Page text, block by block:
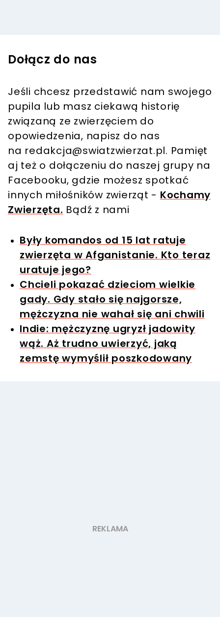
Dołącz do nas
Jeśli chcesz przedstawić nam swojego
pupila lub masz ciekawą historię
związaną ze zwierzęciem do
opowiedzenia, napisz do nas
na redakcja@swiatzwierzat.pl. Pamięt
aj też o dołączeniu do naszej grupy na
Facebooku, gdzie możesz spotkać
innych miłośników zwierząt - Kochamy
Zwierzęta. Bądź z nami
Były komandos od 15 lat ratuje
zwierzęta w Afganistanie. Kto teraz
uratuje jego?
Chcieli pokazać dzieciom wielkie
gady. Gdy stało się najgorsze,
mężczyzna nie wahał się ani chwili
Indie: mężczyznę ugryzł jadowity
wąż. Aż trudno uwierzyć, jaką
zemstę wymyślił poszkodowany